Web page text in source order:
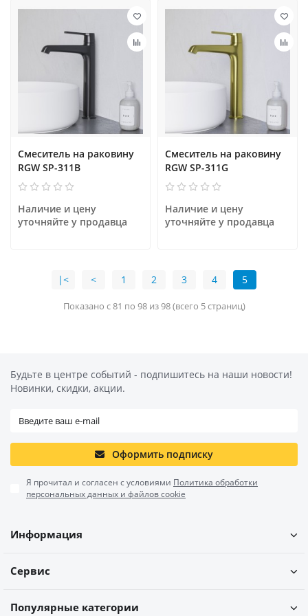
Смеситель на раковину
RGW SP-311B
Наличие и цену
уточняйте у продавца
Смеситель на раковину
RGW SP-311G
Наличие и цену
уточняйте у продавца
|< < 1 2 3 4 5
Показано с 81 по 98 из 98 (всего 5 страниц)
Будьте в центре событий - подпишитесь на наши новости!
Новинки, скидки, акции.
Оформить подписку
Я прочитал и согласен с условиями Политика обработки
персональных данных и файлов cookie
Информация
Сервис
Популярные категории